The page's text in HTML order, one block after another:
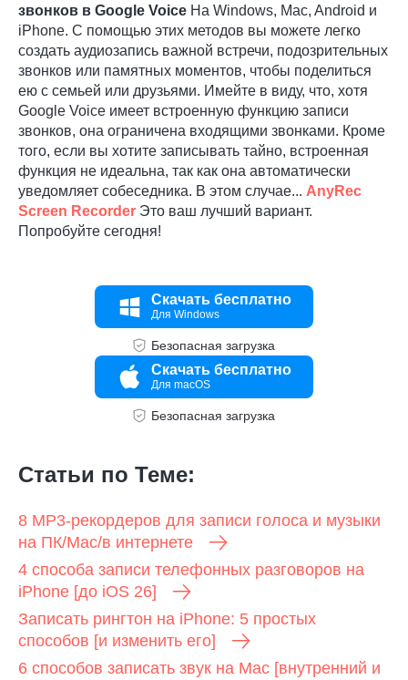
звонков в Google Voice На Windows, Mac, Android и
iPhone. С помощью этих методов вы можете легко
создать аудиозапись важной встречи, подозрительных
звонков или памятных моментов, чтобы поделиться
ею с семьей или друзьями. Имейте в виду, что, хотя
Google Voice имеет встроенную функцию записи
звонков, она ограничена входящими звонками. Кроме
того, если вы хотите записывать тайно, встроенная
функция не идеальна, так как она автоматически
уведомляет собеседника. В этом случае... AnyRec
Screen Recorder Это ваш лучший вариант.
Попробуйте сегодня!
Скачать бесплатно
Для Windows
Безопасная загрузка
Скачать бесплатно
Для macOS
Безопасная загрузка
Статьи по Теме:
8 MP3-рекордеров для записи голоса и музыки
на ПК/Mac/в интернете
4 способа записи телефонных разговоров на
iPhone [до iOS 26]
Записать рингтон на iPhone: 5 простых
способов [и изменить его]
6 способов записать звук на Mac [внутренний и